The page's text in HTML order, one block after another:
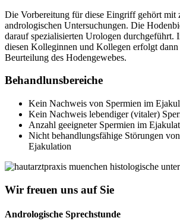
Die Vorbereitung für diese Eingriff gehört mit
andrologischen Untersuchungen. Die
darauf spezialisierten Urologen durchgeführt.
diesen Kolleginnen und Kollegen erfolgt dann
Beurteilung des Hodengewebes.
Behandlunsbereiche
Kein Nachweis von Spermien im
Kein Nachweis lebendiger (vitaler)
Anzahl geeigneter Spermien im
Nicht behandlungsfähige Störungen
Ejakulation
Wir freuen uns auf Sie
Andrologische Sprechstunde